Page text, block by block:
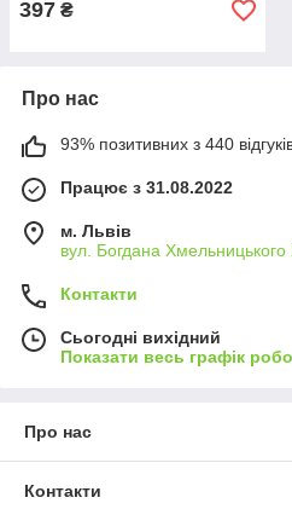
397 ₴
Про нас
93% позитивних з 440
Працює з 31.08.2022
м. Львів
вул. Богдана Хмельницького
Контакти
Сьогодні вихідний
Показати весь графік
Про нас
Контакти